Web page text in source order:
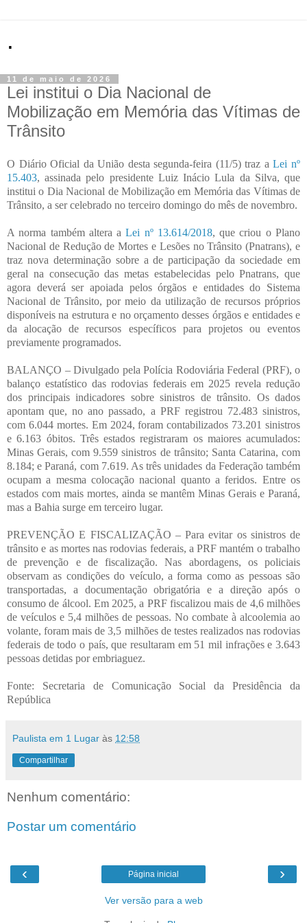
.
11 de maio de 2026
Lei institui o Dia Nacional de
Mobilização em Memória das Vítimas de
Trânsito
O Diário Oficial da União desta segunda-feira (11/5) traz aLei nº
15.403, assinada pelo presidente Luiz Inácio Lula da Silva, que
institui o Dia Nacional de Mobilização em Memória das Vítimas de
Trânsito, a ser celebrado no terceiro domingo do mês de novembro.
A norma também altera aLei nº 13.614/2018, que criou o Plano
Nacional de Redução de Mortes e Lesões no Trânsito (Pnatrans), e
traz nova determinação sobre a de participação da sociedade em
geral na consecução das metas estabelecidas pelo Pnatrans, que
agora deverá ser apoiada pelos órgãos e entidades do Sistema
Nacional de Trânsito, por meio da utilização de recursos próprios
disponíveis na estrutura e no orçamento desses órgãos e entidades e
da alocação de recursos específicos para projetos ou eventos
previamente programados.
BALANÇO – Divulgado pela Polícia Rodoviária Federal (PRF), o
balanço estatístico das rodovias federais em 2025 revela redução
dos principais indicadores sobre sinistros de trânsito. Os dados
apontam que, no ano passado, a PRF registrou 72.483 sinistros,
com 6.044 mortes. Em 2024, foram contabilizados 73.201 sinistros
e 6.163 óbitos. Três estados registraram os maiores acumulados:
Minas Gerais, com 9.559 sinistros de trânsito; Santa Catarina, com
8.184; e Paraná, com 7.619. As três unidades da Federação também
ocupam a mesma colocação nacional quanto a feridos. Entre os
estados com mais mortes, ainda se mantêm Minas Gerais e Paraná,
mas a Bahia surge em terceiro lugar.
PREVENÇÃO E FISCALIZAÇÃO – Para evitar os sinistros de
trânsito e as mortes nas rodovias federais, a PRF mantém o trabalho
de prevenção e de fiscalização. Nas abordagens, os policiais
observam as condições do veículo, a forma como as pessoas são
transportadas, a documentação obrigatória e a direção após o
consumo de álcool. Em 2025, a PRF fiscalizou mais de 4,6 milhões
de veículos e 5,4 milhões de pessoas. No combate à alcoolemia ao
volante, foram mais de 3,5 milhões de testes realizados nas rodovias
federais de todo o país, que resultaram em 51 mil infrações e 3.643
pessoas detidas por embriaguez.
Fonte: Secretaria de Comunicação Social da Presidência da
República
Paulista em 1 Lugar às 12:58
Compartilhar
Nenhum comentário:
Postar um comentário
‹ ›
Página inicial
Ver versão para a web